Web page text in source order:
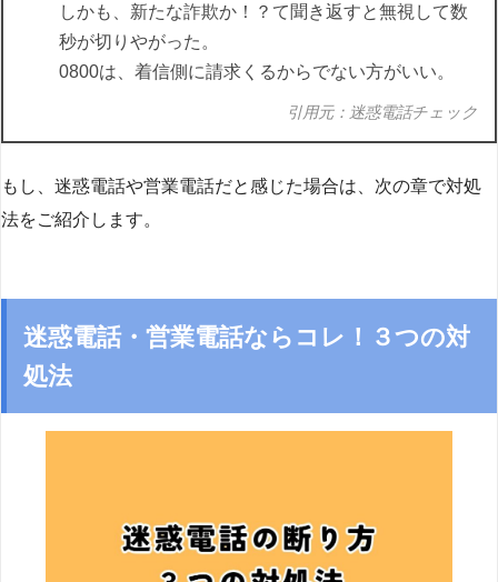
しかも、新たな詐欺か！？て聞き返すと無視して数
秒が切りやがった。
0800は、着信側に請求くるからでない方がいい。
引用元：迷惑電話チェック
もし、迷惑電話や営業電話だと感じた場合は、次の章で対処
法をご紹介します。
迷惑電話・営業電話ならコレ！３つの対
処法